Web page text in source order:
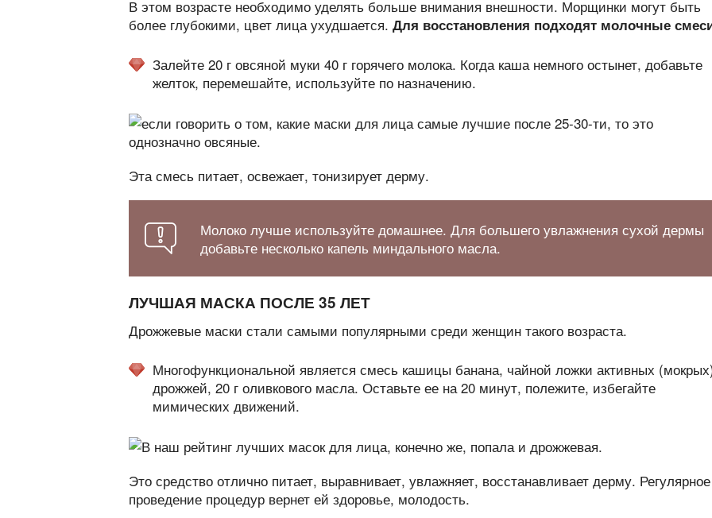
В этом возрасте необходимо уделять больше внимания внешности. Морщинки могут быть
более глубокими, цвет лица ухудшается. Для восстановления подходят молочные
Залейте 20 г овсяной муки 40 г горячего молока. Когда каша немного остынет, добавьте
желток, перемешайте, используйте по назначению.
Эта смесь питает, освежает, тонизирует дерму.
Молоко лучше используйте домашнее. Для большего увлажнения сухой дермы
добавьте несколько капель миндального масла.
ЛУЧШАЯ МАСКА ПОСЛЕ 35 ЛЕТ
Дрожжевые маски стали самыми популярными среди женщин такого возраста.
Многофункциональной является смесь кашицы банана, чайной ложки активных
дрожжей, 20 г оливкового масла. Оставьте ее на 20 минут, полежите, избегайте
мимических движений.
Это средство отлично питает, выравнивает, увлажняет, восстанавливает дерму. Регулярное
проведение процедур вернет ей здоровье, молодость.